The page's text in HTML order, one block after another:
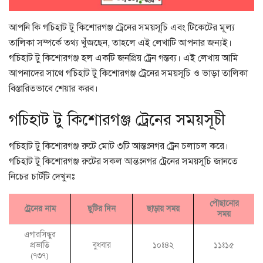
আপনি কি গচিহাট টু কিশোরগঞ্জ ট্রেনের সময়সূচি এবং টিকেটের মূল্য
তালিকা সম্পর্কে তথ্য খুঁজছেন, তাহলে এই লেখাটি আপনার জন্যই।
গচিহাট টু কিশোরগঞ্জ হল একটি জনপ্রিয় ট্রেন গন্তব্য। এই লেখায় আমি
আপনাদের সাথে গচিহাট টু কিশোরগঞ্জ ট্রেনের সময়সূচি ও ভাড়া তালিকা
বিস্তারিতভাবে শেয়ার করব।
গচিহাট টু কিশোরগঞ্জ ট্রেনের সময়সূচী
গচিহাট টু কিশোরগঞ্জ রুটে মোট ৩টি আন্তঃনগর ট্রেন চলাচল করে।
গচিহাট টু কিশোরগঞ্জ রুটের সকল আন্তঃনগর ট্রেনের সময়সূচি জানতে
নিচের চার্টটি দেখুনঃ
ট্রেনের নাম ছুটির দিন ছাড়ায় সময়
পৌছানোর
সময়
এগারসিন্ধুর
প্রভাতি
(৭৩৭)
বুধবার ১০ঃ৪২ ১১ঃ১৫